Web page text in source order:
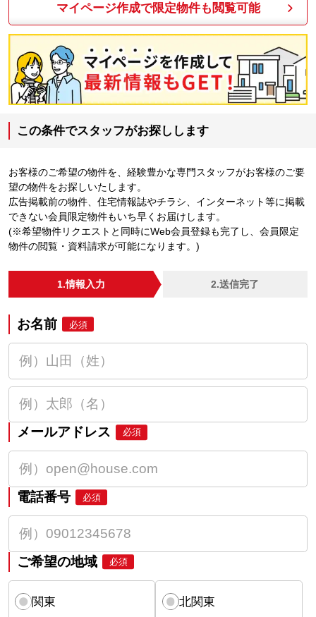
マイページ作成で限定物件も閲覧可能
この条件でスタッフがお探しします
お客様のご希望の物件を、経験豊かな専門スタッフがお客様のご要
望の物件をお探しいたします。
広告掲載前の物件、住宅情報誌やチラシ、インターネット等に掲載
できない会員限定物件もいち早くお届けします。
(※希望物件リクエストと同時にWeb会員登録も完了し、会員限定
物件の閲覧・資料請求が可能になります。)
1.情報入力 2.送信完了
お名前 必須
メールアドレス 必須
電話番号 必須
ご希望の地域 必須
関東 北関東